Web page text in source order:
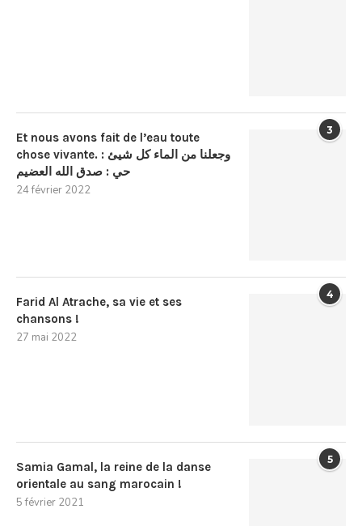
3
Et nous avons fait de l’eau toute
chose vivante. : وجعلنا من الماء كل شيئ
حي : صدق الله العضيم
24 février 2022
4
Farid Al Atrache, sa vie et ses
chansons !
27 mai 2022
5
Samia Gamal, la reine de la danse
orientale au sang marocain !
5 février 2021